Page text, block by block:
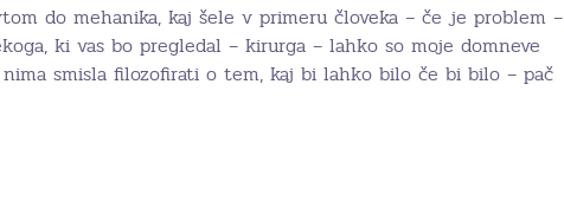
do mehanika, kaj šele v primeru človeka – če je problem –
ki vas bo pregledal – kirurga – lahko so moje domneve
nima smisla filozofirati o tem, kaj bi lahko bilo če bi bilo – pač